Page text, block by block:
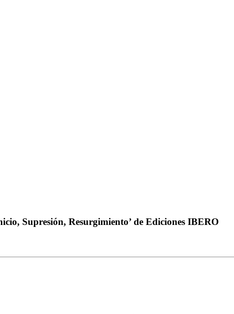
Supresión, Resurgimiento’ de Ediciones IBERO